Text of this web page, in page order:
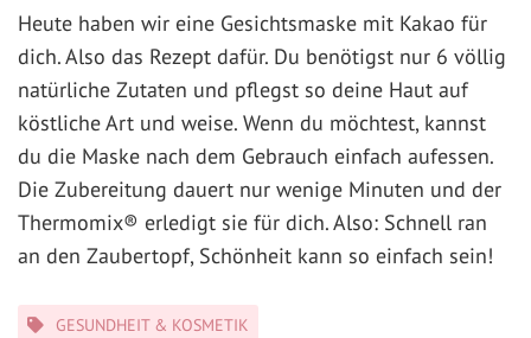
Heute haben wir eine Gesichtsmaske mit Kakao für
dich. Also das Rezept dafür. Du benötigst nur 6 völlig
natürliche Zutaten und pflegst so deine Haut auf
köstliche Art und weise. Wenn du möchtest, kannst
du die Maske nach dem Gebrauch einfach aufessen.
Die Zubereitung dauert nur wenige Minuten und der
Thermomix® erledigt sie für dich. Also: Schnell ran
an den Zaubertopf, Schönheit kann so einfach sein!
Kategorien
GESUNDHEIT & KOSMETIK